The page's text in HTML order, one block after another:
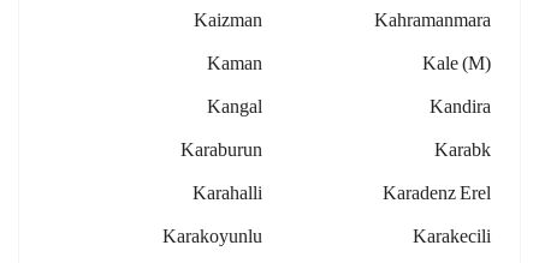
Kahramanmara
Kaizman
Kale (m)
Kaman
Kandira
Kangal
Karabk
Karaburun
Karadenz Erel
Karahalli
Karakecili
Karakoyunlu